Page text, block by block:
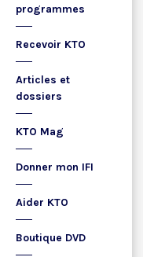
programmes
Recevoir KTO
Articles et
dossiers
KTO Mag
Donner mon IFI
Aider KTO
Boutique DVD